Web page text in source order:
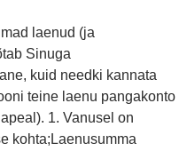
laenud (ja
Sinuga
kuid needki kannata
teine laenu pangakonto
1. Vanusel on
kohta;Laenusumma